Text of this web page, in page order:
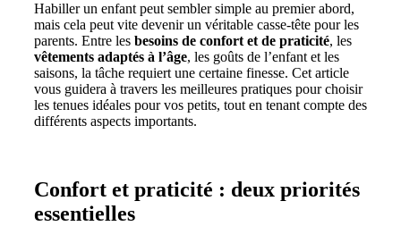
Habiller un enfant peut sembler simple au premier abord,
mais cela peut vite devenir un véritable casse-tête pour les
parents. Entre les besoins de confort et de praticité, les
vêtements adaptés à l’âge, les goûts de l’enfant et les
saisons, la tâche requiert une certaine finesse. Cet article
vous guidera à travers les meilleures pratiques pour choisir
les tenues idéales pour vos petits, tout en tenant compte des
différents aspects importants.
Confort et praticité : deux priorités
essentielles